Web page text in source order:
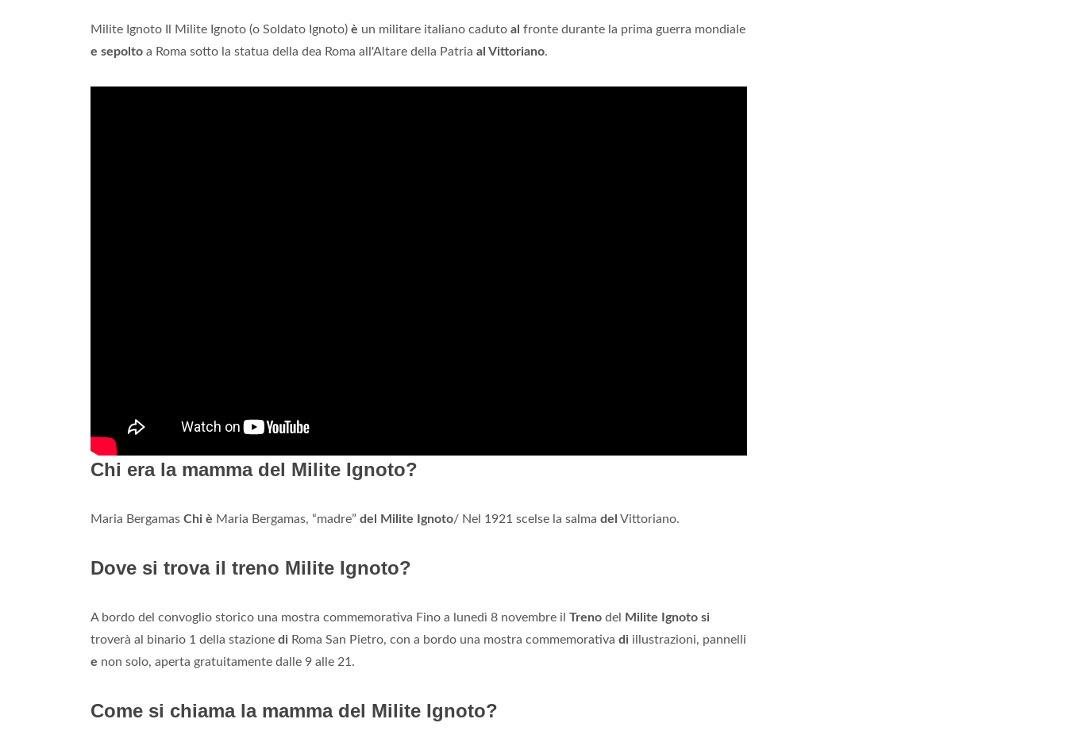
Milite Ignoto Il Milite Ignoto (o Soldato Ignoto) è un militare italiano caduto al fronte durante la prima guerra mondiale
e sepolto a Roma sotto la statua della dea Roma all'Altare della Patria al Vittoriano.
Chi era la mamma del Milite Ignoto?
Maria Bergamas Chi è Maria Bergamas, “madre” del Milite Ignoto/ Nel 1921 scelse la salma del Vittoriano.
Dove si trova il treno Milite Ignoto?
A bordo del convoglio storico una mostra commemorativa Fino a lunedì 8 novembre il Treno del
Milite Ignoto si
troverà al binario 1 della stazione di Roma San Pietro, con a bordo una mostra commemorativa di illustrazioni, pannelli
e non solo, aperta gratuitamente dalle 9 alle 21.
Come si chiama la mamma del Milite Ignoto?